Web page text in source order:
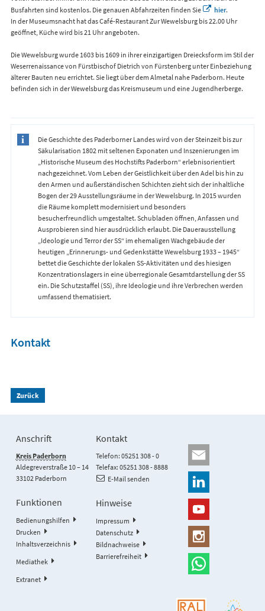
Busfahrten sind kostenlos. Die genauen Abfahrzeiten finden Sie
hier.
In der Museumsnacht hat das Café-Restaurant Zur Wewelsburg bis 22.00 Uhr
geöffnet, Küche wird bis 21 Uhr angeboten.
Die Wewelsburg wurde 1603 bis 1609 in ihrer einzigartigen Dreiecksform im Stil der
Weserrenaissance von Fürstbischof Dietrich von Fürstenberg unter Einbeziehung
älterer Bauten neu errichtet. Sie liegt über dem Almetal nahe Paderborn. Heute
befinden sich in der Wewelsburg das Kreismuseum und eine Jugendherberge.
Die Geschichte des Paderborner Landes wird von der Steinzeit bis zur
Säkularisation 1802 mit seltenen Exponaten und Inszenierungen im
„Historische Museum des Hochstifts Paderborn“ erlebnisorientiert
nachgezeichnet. Vom Leben der Geistlichkeit über den Adel bis hin zu
den Armen und außerständischen Schichten zieht sich der inhaltliche
Bogen der 29 Ausstellungsräume in der Wewelsburg. In 2015 wurden
die Räume komplett modernisiert und besonders
besucherfreundlich umgestaltet. Schubladen öffnen, Anfassen und
Ausprobieren sind hier ausdrücklich erlaubt. Die Dauerausstellung
„Ideologie und Terror der SS“ im ehemaligen Wachgebäude der
heutigen „Erinnerungs- und Gedenkstätte Wewelsburg 1933 – 1945“
bettet die Geschichte der lokalen SS-Aktivitäten und des hiesigen
Konzentrationslagers in eine überregionale Gesamtdarstellung der SS
ein. Die Schutzstaffel (SS), ihre Ideologie und ihre Verbrechen werden
umfassend thematisiert.
Kontakt
Zurück
Anschrift
Kreis Paderborn
Aldegreverstraße 10 – 14
33102 Paderborn
Kontakt
Telefon: 05251 308 - 0
Telefax: 05251 308 - 8888
E-Mail senden
Funktionen
Bedienungshilfen
Drucken
Inhaltsverzeichnis
Mediathek
Extranet
Hinweise
Impressum
Datenschutz
Bildnachweise
Barrierefreiheit